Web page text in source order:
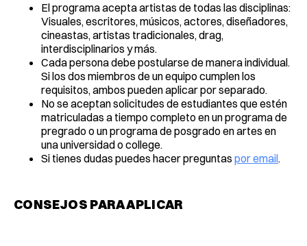
El programa acepta artistas de todas las disciplinas:
Visuales, escritores, músicos, actores, diseñadores,
cineastas, artistas tradicionales, drag,
interdisciplinarios y más.
Cada persona debe postularse de manera individual.
Si los dos miembros de un equipo cumplen los
requisitos, ambos pueden aplicar por separado.
No se aceptan solicitudes de estudiantes que estén
matriculadas a tiempo completo en un programa de
pregrado o un programa de posgrado en artes en
una universidad o college.
Si tienes dudas puedes hacer preguntas por email.
CONSEJOS PARA APLICAR